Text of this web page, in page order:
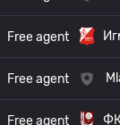
Free agent
Free agent
Free agent